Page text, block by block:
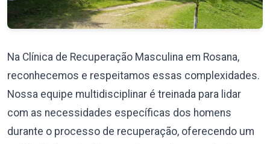
Na Clínica de Recuperação Masculina em Rosana,
reconhecemos e respeitamos essas complexidades.
Nossa equipe multidisciplinar é treinada para lidar
com as necessidades específicas dos homens
durante o processo de recuperação, oferecendo um